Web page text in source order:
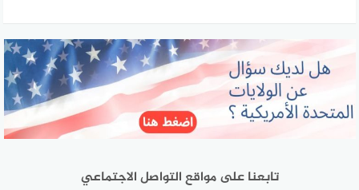
تابعنا على مواقع التواصل الاجتماعي